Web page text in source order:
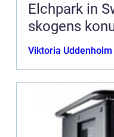
Elchpark in
skogens
Viktoria Uddenholm